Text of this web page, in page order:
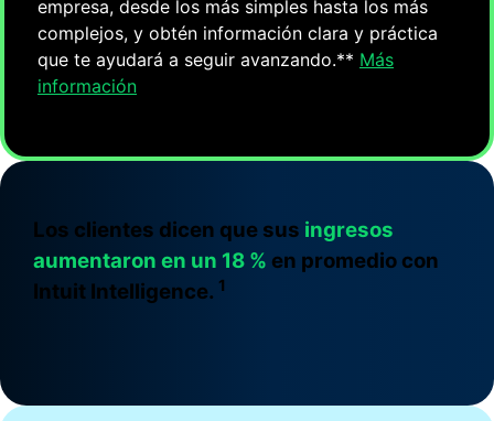
SEGUIMIENTO DE GASTOS
Administra todos los gastos en un solo
lugar
para el período impositivo.Más información
empresa, desde los más simples hasta los más
complejos, y obtén información clara y práctica
que te ayudará a seguir avanzando.** Más
información
Los clientes dicen que sus ingresos
aumentaron en un 18 % en promedio con
Intuit Intelligence. 1